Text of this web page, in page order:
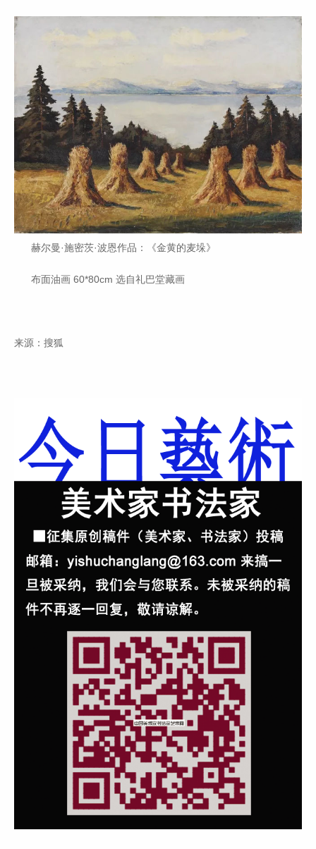
赫尔曼·施密茨·波恩作品：《金黄的麦垛》
布面油画 60*80cm 选自礼巴堂藏画
来源：搜狐